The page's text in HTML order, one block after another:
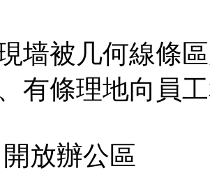
墙被几何線條
有條理地向員
放辦公區